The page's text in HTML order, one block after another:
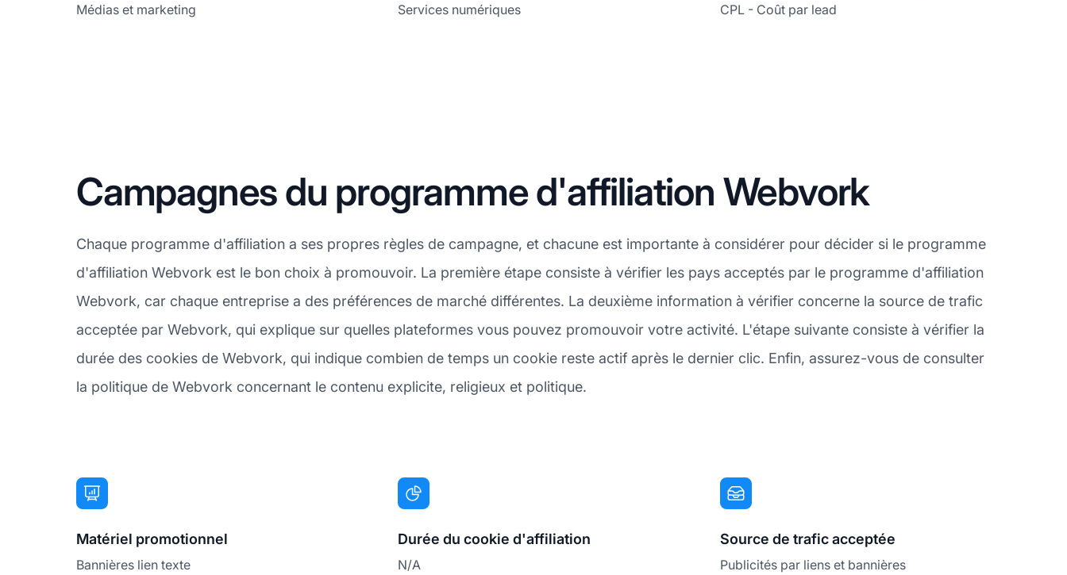
Médias et marketing Services numériques CPL - Coût par lead
Campagnes du programme d'affiliation Webvork
Chaque programme d'affiliation a ses propres règles de campagne, et chacune est importante à considérer pour décider si le programme
d'affiliation Webvork est le bon choix à promouvoir. La première étape consiste à vérifier les pays acceptés par le programme d'affiliation
Webvork, car chaque entreprise a des préférences de marché différentes. La deuxième information à vérifier concerne la source de trafic
acceptée par Webvork, qui explique sur quelles plateformes vous pouvez promouvoir votre activité. L'étape suivante consiste à vérifier la
durée des cookies de Webvork, qui indique combien de temps un cookie reste actif après le dernier clic. Enfin, assurez-vous de consulter
la politique de Webvork concernant le contenu explicite, religieux et politique.
Matériel promotionnel
Bannières lien texte
Durée du cookie d'affiliation
N/A
Source de trafic acceptée
Publicités par liens et bannières